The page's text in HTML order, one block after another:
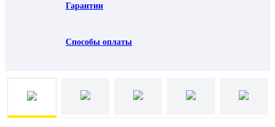
Гарантии
Способы оплаты